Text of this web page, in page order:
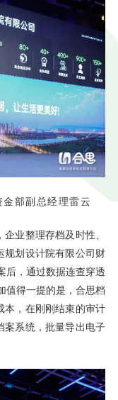
部副总经理雷云
业整理存档及时性、
规划设计院有限公司财
后，通过数据连查穿透
值得一提的是，合思档
本，在刚刚结束的审计
案系统，批量导出电子